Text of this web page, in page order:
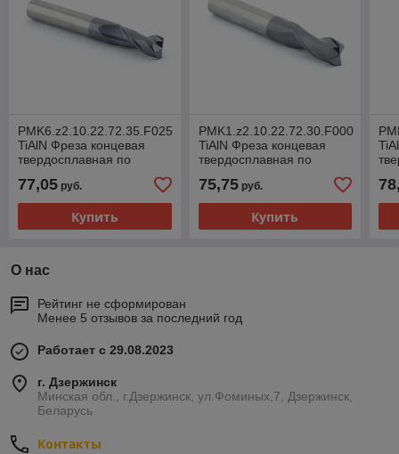
PMK6.z2.10.22.72.35.F025
TiAlN Фреза концевая
твердосплавная по
77,05 руб.
Купить
PMK1.z2.10.22.72.30.F000
TiAlN Фреза концевая
твердосплавная по
75,75руб.
Купить
О нас
Рейтинг не сформирован
Менее 5 отзывов за последний год
Работает с 29.08.2023
г. Дзержинск
Минская обл., г.Дзержинск, ул.Фоминых,7, Дзержинск,
Беларусь
Контакты